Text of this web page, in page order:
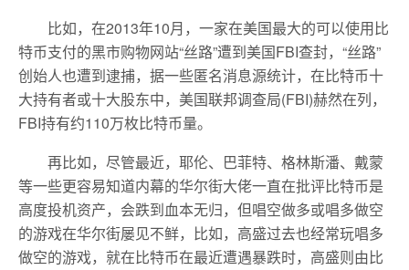
比如，在2013年10月，一家在美国最大的可以使用比
特币支付的黑市购物网站“丝路”遭到美国FBI查封，“丝路”
创始人也遭到逮捕，据一些匿名消息源统计，在比特币十
大持有者或十大股东中，美国联邦调查局(FBI)赫然在列，
FBI持有约110万枚比特币量。
再比如，尽管最近，耶伦、巴菲特、格林斯潘、戴蒙
等一些更容易知道内幕的华尔街大佬一直在批评比特币是
高度投机资产，会跌到血本无归，但唱空做多或唱多做空
的游戏在华尔街屡见不鲜，比如，高盛过去也经常玩唱多
做空的游戏，就在比特币在最近遭遇暴跌时，高盛则由比